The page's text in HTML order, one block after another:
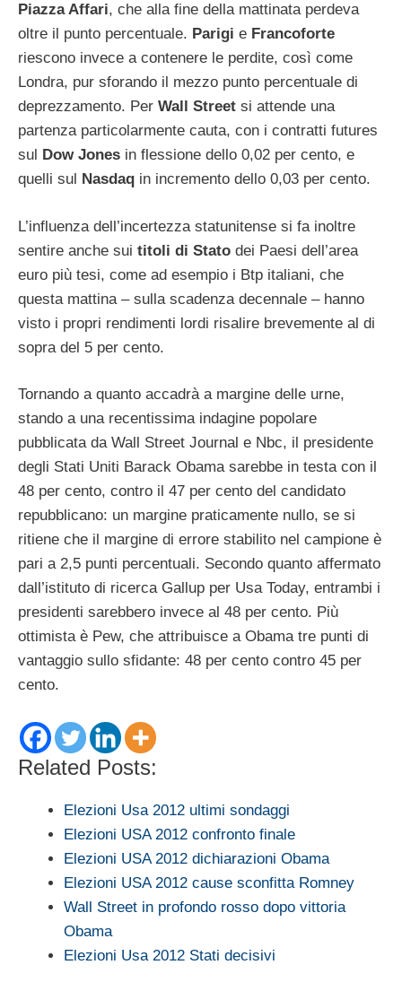
Piazza Affari, che alla fine della mattinata perdeva
oltre il punto percentuale. Parigi e Francoforte
riescono invece a contenere le perdite, così come
Londra, pur sforando il mezzo punto percentuale di
deprezzamento. Per Wall Street si attende una
partenza particolarmente cauta, con i contratti futures
sul
Dow Jones in flessione dello 0,02 per cento, e
quelli sul
Nasdaq in incremento dello 0,03 per cento.
L’influenza dell’incertezza statunitense si fa inoltre
sentire anche sui titoli di Stato dei Paesi dell’area
euro più tesi, come ad esempio i Btp italiani, che
questa mattina – sulla scadenza decennale – hanno
visto i propri rendimenti lordi risalire brevemente al di
sopra del 5 per cento.
Tornando a quanto accadrà a margine delle urne,
stando a una recentissima indagine popolare
pubblicata da Wall Street Journal e Nbc, il presidente
degli Stati Uniti Barack Obama sarebbe in testa con il
48 per cento, contro il 47 per cento del candidato
repubblicano: un margine praticamente nullo, se si
ritiene che il margine di errore stabilito nel campione è
pari a 2,5 punti percentuali. Secondo quanto affermato
dall’istituto di ricerca Gallup per Usa Today, entrambi i
presidenti sarebbero invece al 48 per cento. Più
ottimista è Pew, che attribuisce a Obama tre punti di
vantaggio sullo sfidante: 48 per cento contro 45 per
cento.
Related Posts:
Elezioni Usa 2012 ultimi sondaggi
Elezioni USA 2012 confronto finale
Elezioni USA 2012 dichiarazioni Obama
Elezioni USA 2012 cause sconfitta Romney
Wall Street in profondo rosso dopo vittoria
Obama
Elezioni Usa 2012 Stati decisivi